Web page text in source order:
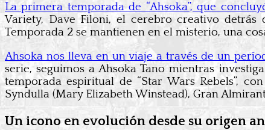
La primera temporada de “Ahsoka”, que
Variety, Dave Filoni, el cerebro creativo detrás
Temporada 2 se mantienen en el misterio, una
Ahsoka nos lleva en un viaje a través de un
serie, seguimos a Ahsoka Tano mientras
temporada espiritual de “Star Wars Rebels”,
Syndulla (Mary Elizabeth Winstead), Gran
Un icono en evolución desde su origen